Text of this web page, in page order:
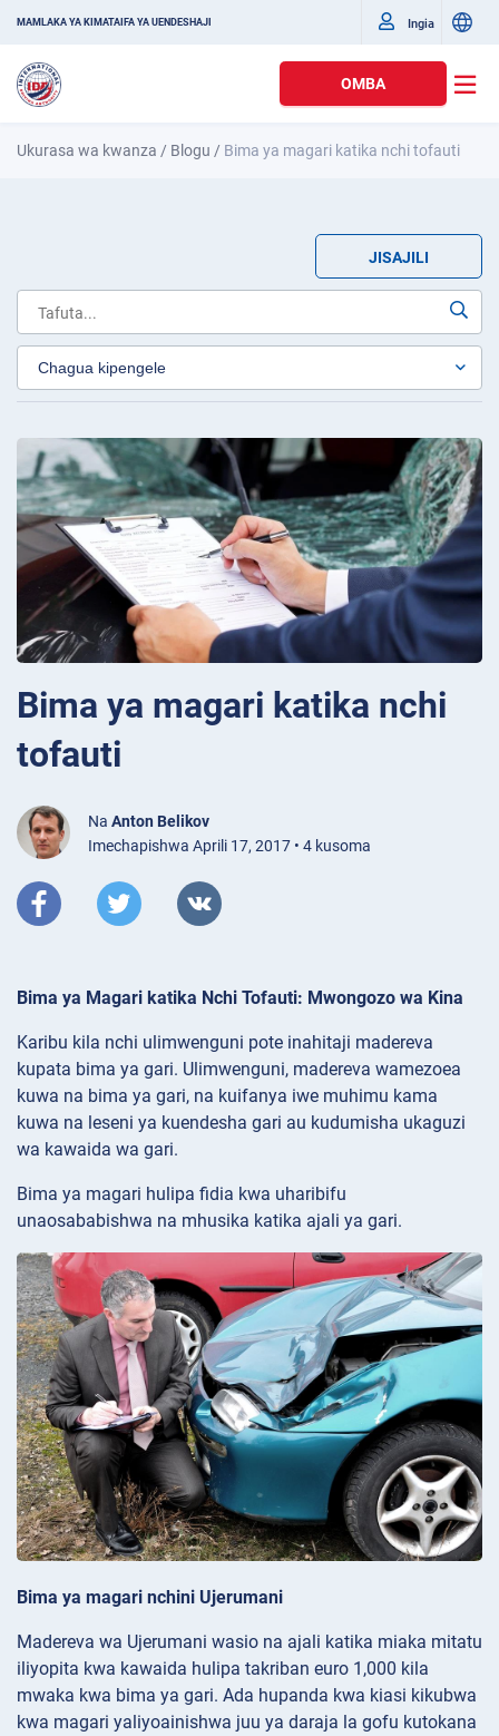
MAMLAKA YA KIMATAIFA YA UENDESHAJI Ingia
OMBA
Ukurasa wa kwanza / Blogu / Bima ya magari katika nchi tofauti
JISAJILI
Bima ya magari katika nchi
tofauti
Na Anton Belikov
Imechapishwa Aprili 17, 2017 • 4 kusoma
Bima ya Magari katika Nchi Tofauti: Mwongozo wa Kina
Karibu kila nchi ulimwenguni pote inahitaji madereva
kupata bima ya gari. Ulimwenguni, madereva wamezoea
kuwa na bima ya gari, na kuifanya iwe muhimu kama
kuwa na leseni ya kuendesha gari au kudumisha ukaguzi
wa kawaida wa gari.
Bima ya magari hulipa fidia kwa uharibifu
unaosababishwa na mhusika katika ajali ya gari.
Bima ya magari nchini Ujerumani
Madereva wa Ujerumani wasio na ajali katika miaka mitatu
iliyopita kwa kawaida hulipa takriban euro 1,000 kila
mwaka kwa bima ya gari. Ada hupanda kwa kiasi kikubwa
kwa magari yaliyoainishwa juu ya daraja la gofu kutokana